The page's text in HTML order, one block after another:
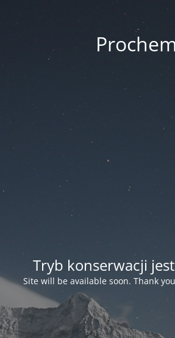
Prochem
Tryb konserwacji
Site will be available soon. Thank